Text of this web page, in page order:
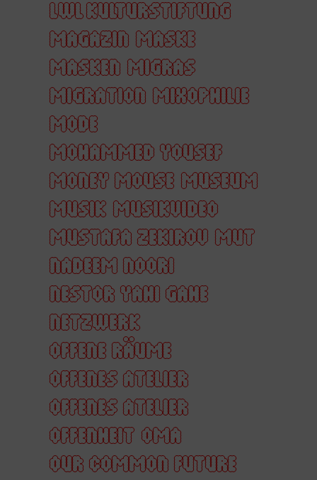
LWL KULTURSTIFTUNG
MAGAZIN MASKE
MASKEN MIGRAS
MIGRATION MIXOPHILIE
MODE
MOHAMMED YOUSEF
MONEY MOUSE MUSEUM
MUSIK MUSIKVIDEO
MUSTAFA ZEKIROV MUT
NADEEM NOORI
NESTOR YAHI GAHE
NETZWERK
OFFENE RÄUME
OFFENES ATELIER
OFFENES ATELIER
OFFENHEIT OMA
OUR COMMON FUTURE